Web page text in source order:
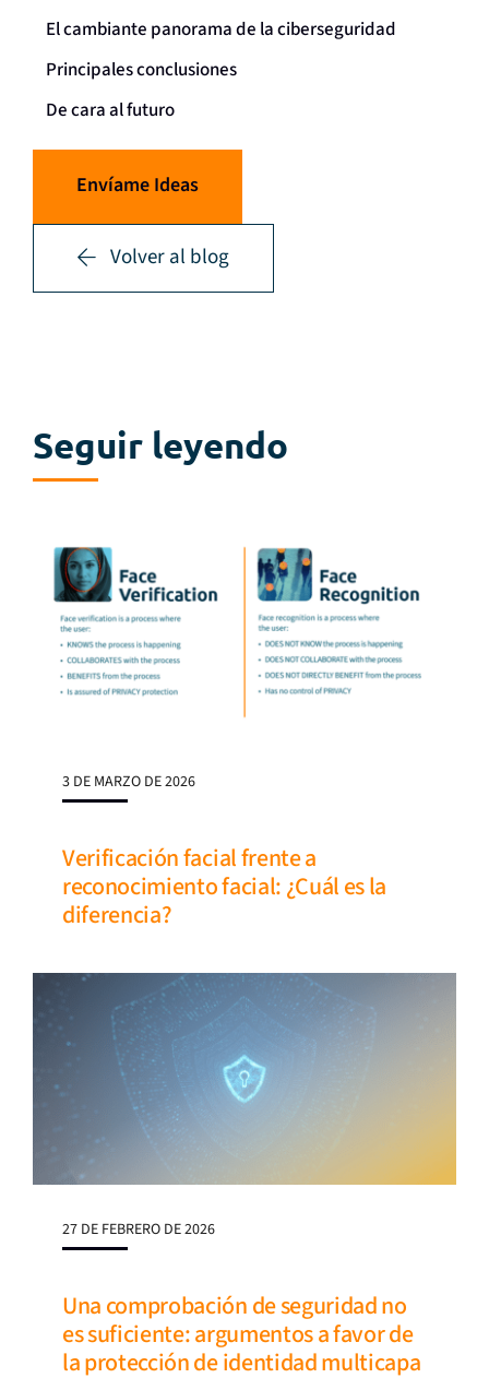
El cambiante panorama de la ciberseguridad
Principales conclusiones
De cara al futuro
Envíame Ideas
Volver al blog
Seguir leyendo
3 DE MARZO DE 2026
Verificación facial frente a
reconocimiento facial: ¿Cuál es la
diferencia?
27 DE FEBRERO DE 2026
Una comprobación de seguridad no
es suficiente: argumentos a favor de
la protección de identidad multicapa